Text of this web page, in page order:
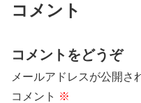
コメント
コメントをどうぞ
メールアドレスが公開さ
コメント ※